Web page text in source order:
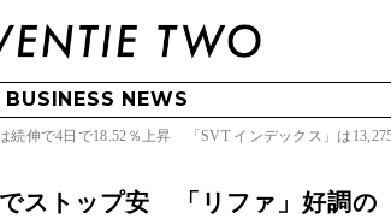
BUSINESS NEWS
伸で4日で18.52％上昇 「SVT インデックス」は
ストップ安 「リファ」好調の